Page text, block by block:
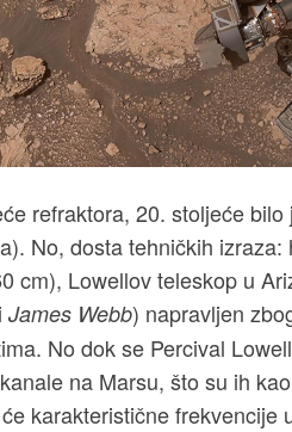
refraktora, 20. stoljeće
No, dosta tehničkih
cm), Lowellov teleskop u
James Webb) napravljen
No dok se Percival
na Marsu, što su ih
karakteristične frekvencije